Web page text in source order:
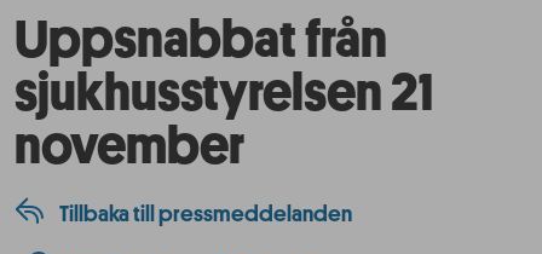
Uppsnabbat från
sjukhusstyrelsen 21
november
Tillbaka till pressmeddelanden